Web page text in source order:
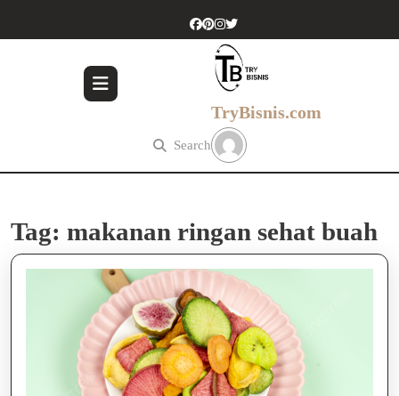
TryBisnis.com
Search
Tag: makanan ringan sehat buah